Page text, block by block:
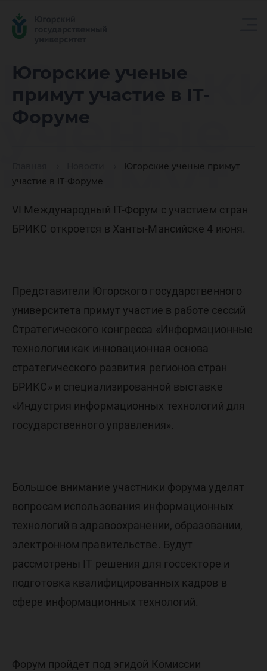
Югорские ученые
примут участие в IT-
Форуме
Югорские ученые примут
участие в IT-Форуме
ученые
примут
участие
IT-
Форуме
VI Международный IT-Форум с участием стран
БРИКС откроется в Ханты-Мансийске 4 июня.
Представители Югорского государственного
университета примут участие в работе сессий
Стратегического конгресса «Информационные
технологии как инновационная основа
стратегического развития регионов стран
БРИКС» и специализированной выставке
«Индустрия информационных технологий для
государственного управления».
Большое внимание участники форума уделят
вопросам использования информационных
технологий в здравоохранении, образовании,
электронном правительстве. Будут
рассмотрены IT решения для госсекторе и
подготовка квалифицированных кадров в
сфере информационных технологий.
Форум пройдет под эгидой Комиссии